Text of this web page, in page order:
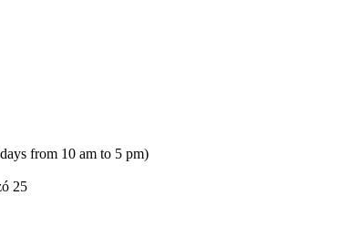
from 10 am to 5 pm)
25